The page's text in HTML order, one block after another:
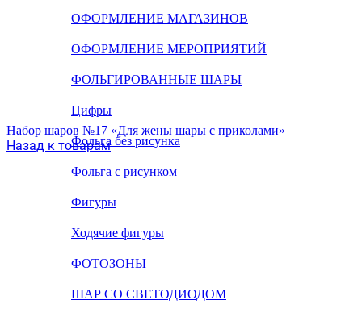
ОФОРМЛЕНИЕ МАГАЗИНОВ
ОФОРМЛЕНИЕ МЕРОПРИЯТИЙ
ФОЛЬГИРОВАННЫЕ ШАРЫ
Цифры
Фольга без рисунка
Фольга с рисунком
Фигуры
Ходячие фигуры
ФОТОЗОНЫ
ШАР СО СВЕТОДИОДОМ
Набор шаров №17 «Для жены шары с приколами»
Назад к товарам